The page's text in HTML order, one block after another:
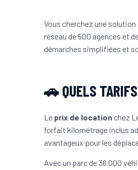
Vous cherchez une solution
réseau de 500 agences et
démarches simplifiées et
🚗 QUELS
Le prix de locationchez
forfait kilométrage inclus
avantageux pour les
Avec un parc de 36 000